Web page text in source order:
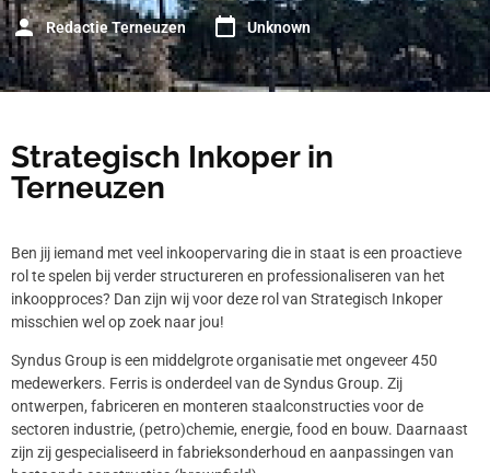
Redactie Terneuzen Unknown
Strategisch Inkoper in
Terneuzen
Ben jij iemand met veel inkoopervaring die in staat is een proactieve
rol te spelen bij verder structureren en professionaliseren van het
inkoopproces? Dan zijn wij voor deze rol van Strategisch Inkoper
misschien wel op zoek naar jou!
Syndus Group is een middelgrote organisatie met ongeveer 450
medewerkers. Ferris is onderdeel van de Syndus Group. Zij
ontwerpen, fabriceren en monteren staalconstructies voor de
sectoren industrie, (petro)chemie, energie, food en bouw. Daarnaast
zijn zij gespecialiseerd in fabrieksonderhoud en aanpassingen van